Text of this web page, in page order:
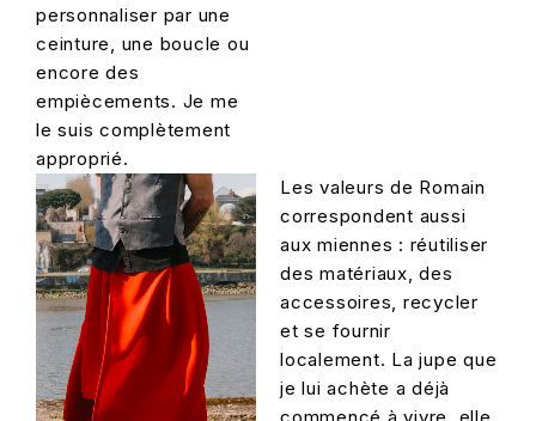
personnaliser par une
ceinture, une boucle ou
encore des
empiècements. Je me
le suis complètement
approprié.
Les valeurs de Romain
correspondent aussi
aux miennes : réutiliser
des matériaux, des
accessoires, recycler
et se fournir
localement. La jupe que
je lui achète a déjà